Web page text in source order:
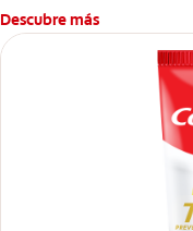
Descubre más